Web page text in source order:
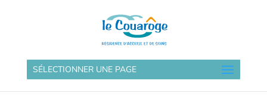
SÉLECTIONNER UNE PAGE